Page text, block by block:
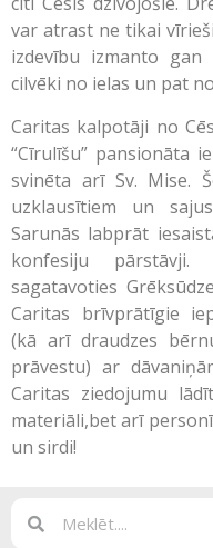
var atrast ne tikai
izdevību izmanto
cilvēki no ielas un pat
Caritas kalpotāji no
“Cīrulīšu” pansionāta
svinēta arī Sv. Mise.
uzklausītiem un
Sarunās labprāt
konfesiju
sagatavoties
Caritas brīvprātīgie
(kā arī draudzes
prāvestu) ar
Caritas ziedojumu
materiāli,bet arī
un sirdi!